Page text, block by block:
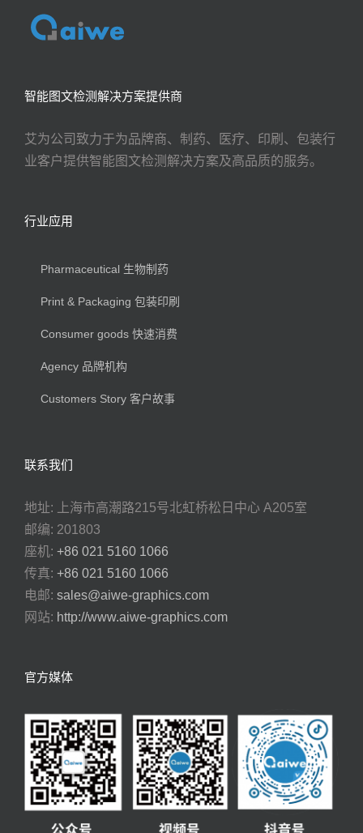
智能图文检测解决方案提供商
艾为公司致力于为品牌商、制药、医疗、印刷、包装行
业客户提供智能图文检测解决方案及高品质的服务。
行业应用
Pharmaceutical 生物制药
Print & Packaging 包装印刷
Consumer goods 快速消费
Agency 品牌机构
Customers Story 客户故事
联系我们
地址: 上海市高潮路215号北虹桥松日中心 A205室
邮编: 201803
座机: +86 021 5160 1066
传真: +86 021 5160 1066
电邮: sales@aiwe-graphics.com
网站: http://www.aiwe-graphics.com
官方媒体